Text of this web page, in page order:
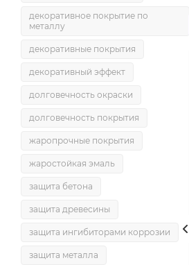
CERTA 2К
декоративное покрытие по
металлу
декоративные покрытия
декоративный эффект
долговечность окраски
долговечность покрытия
жаропрочные покрытия
жаростойкая эмаль
защита бетона
защита древесины
защита ингибиторами коррозии
защита металла